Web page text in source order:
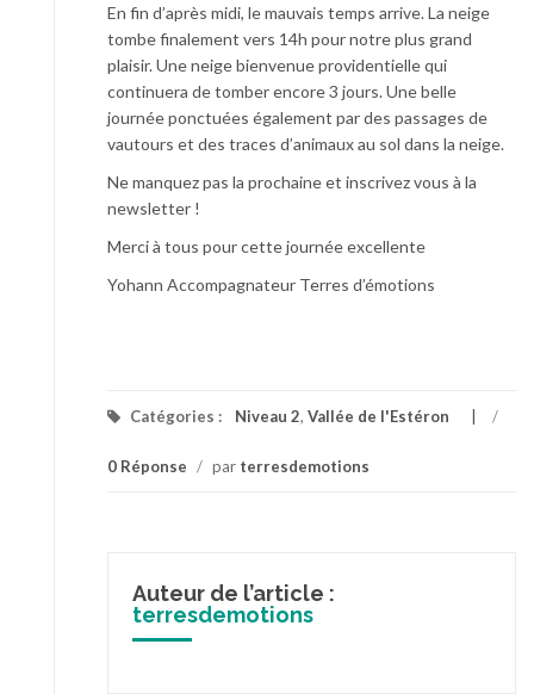
En fin d’après midi, le mauvais temps arrive. La neige
tombe finalement vers 14h pour notre plus grand
plaisir. Une neige bienvenue providentielle qui
continuera de tomber encore 3 jours. Une belle
journée ponctuées également par des passages de
vautours et des traces d’animaux au sol dans la neige.
Ne manquez pas la prochaine et inscrivez vous à la
newsletter !
Merci à tous pour cette journée excellente
Yohann Accompagnateur Terres d’émotions
Catégories : Niveau 2, Vallée de l'Estéron /
0 Réponse / par terresdemotions
Auteur de l’article :
terresdemotions